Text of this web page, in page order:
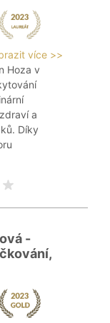
více >>
Hoza v
a
Díky
-